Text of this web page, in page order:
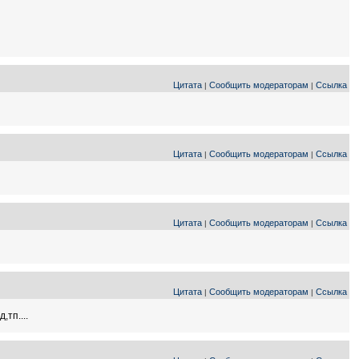
Цитата | Сообщить модераторам | Ссылка
Цитата | Сообщить модераторам | Ссылка
Цитата | Сообщить модераторам | Ссылка
Цитата | Сообщить модераторам | Ссылка